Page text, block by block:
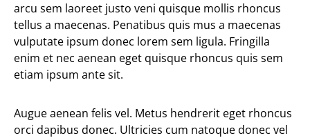
arcu sem laoreet justo veni quisque mollis rhoncus
tellus a maecenas. Penatibus quis mus a maecenas
vulputate ipsum donec lorem sem ligula. Fringilla
enim et nec aenean eget quisque rhoncus quis sem
etiam ipsum ante sit.
Augue aenean felis vel. Metus hendrerit eget rhoncus
orci dapibus donec. Ultricies cum natoque donec vel